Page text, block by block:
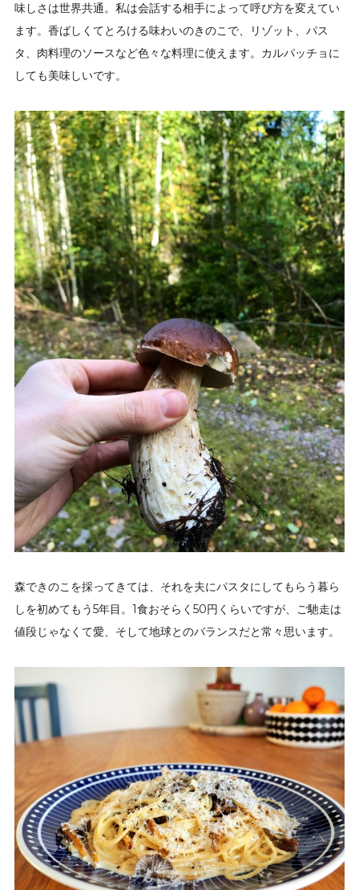
味しさは世界共通。私は会話する相手によって呼び方を変えてい
ます。香ばしくてとろける味わいのきのこで、リゾット、パス
タ、肉料理のソースなど色々な料理に使えます。カルパッチョに
しても美味しいです。
森できのこを採ってきては、それを夫にパスタにしてもらう暮ら
しを初めてもう5年目。1食おそらく50円くらいですが、ご馳走は
値段じゃなくて愛、そして地球とのバランスだと常々思います。